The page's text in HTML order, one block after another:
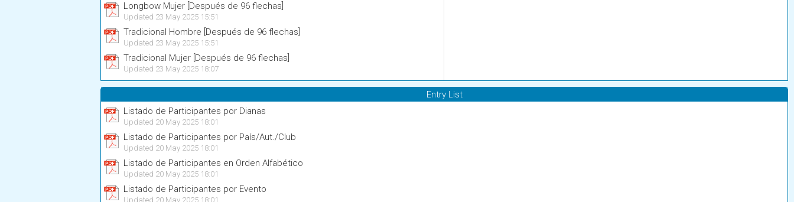
Longbow Mujer [Después de 96 flechas]
Updated 23 May 2025 15:51
Tradicional Hombre [Después de 96 flechas]
Updated 23 May 2025 15:51
Tradicional Mujer [Después de 96 flechas]
Updated 23 May 2025 18:07
Entry List
Listado de Participantes por Dianas
Updated 20 May 2025 18:01
Listado de Participantes por País/Aut./Club
Updated 20 May 2025 18:01
Listado de Participantes en Orden Alfabético
Updated 20 May 2025 18:01
Listado de Participantes por Evento
Updated 20 May 2025 18:01